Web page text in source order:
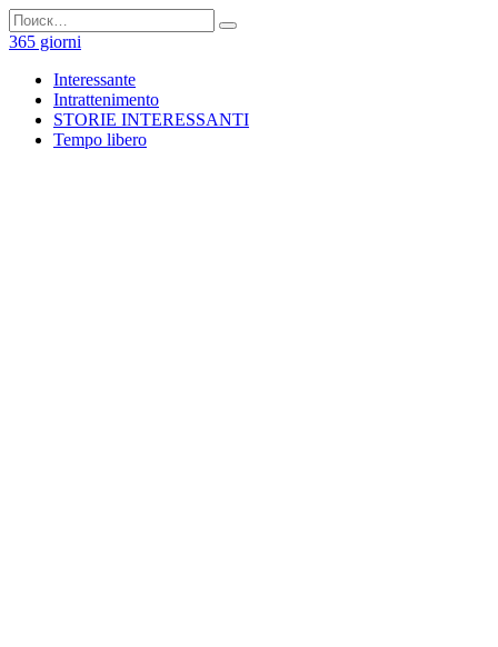
Перейти
к
содержанию
Search
for:
365 giorni
Interessante
Intrattenimento
STORIE INTERESSANTI
Tempo libero